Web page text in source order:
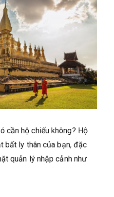
cần hộ chiếu không? Hộ
bất ly thân của bạn, đặc
quản lý nhập cảnh như